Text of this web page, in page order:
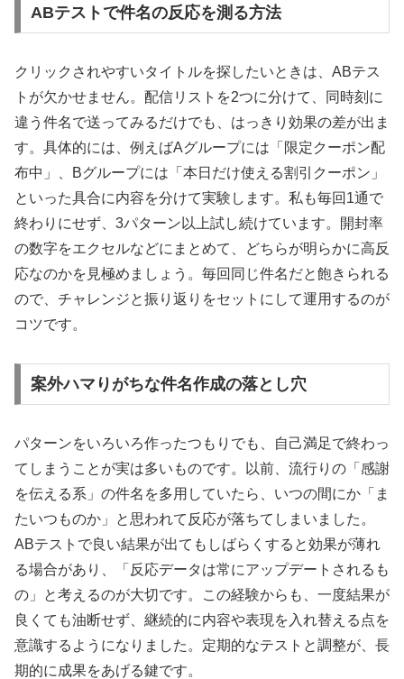
ABテストで件名の反応を測る方法
クリックされやすいタイトルを探したいときは、ABテス
トが欠かせません。配信リストを2つに分けて、同時刻に
違う件名で送ってみるだけでも、はっきり効果の差が出ま
す。具体的には、例えばAグループには「限定クーポン配
布中」、Bグループには「本日だけ使える割引クーポン」
といった具合に内容を分けて実験します。私も毎回1通で
終わりにせず、3パターン以上試し続けています。開封率
の数字をエクセルなどにまとめて、どちらが明らかに高反
応なのかを見極めましょう。毎回同じ件名だと飽きられる
ので、チャレンジと振り返りをセットにして運用するのが
コツです。
案外ハマりがちな件名作成の落とし穴
パターンをいろいろ作ったつもりでも、自己満足で終わっ
てしまうことが実は多いものです。以前、流行りの「感謝
を伝える系」の件名を多用していたら、いつの間にか「ま
たいつものか」と思われて反応が落ちてしまいました。
ABテストで良い結果が出てもしばらくすると効果が薄れ
る場合があり、「反応データは常にアップデートされるも
の」と考えるのが大切です。この経験からも、一度結果が
良くても油断せず、継続的に内容や表現を入れ替える点を
意識するようになりました。定期的なテストと調整が、長
期的に成果をあげる鍵です。